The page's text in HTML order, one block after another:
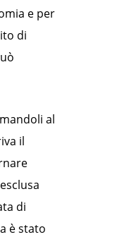
e per
di
al
il
di
è stato